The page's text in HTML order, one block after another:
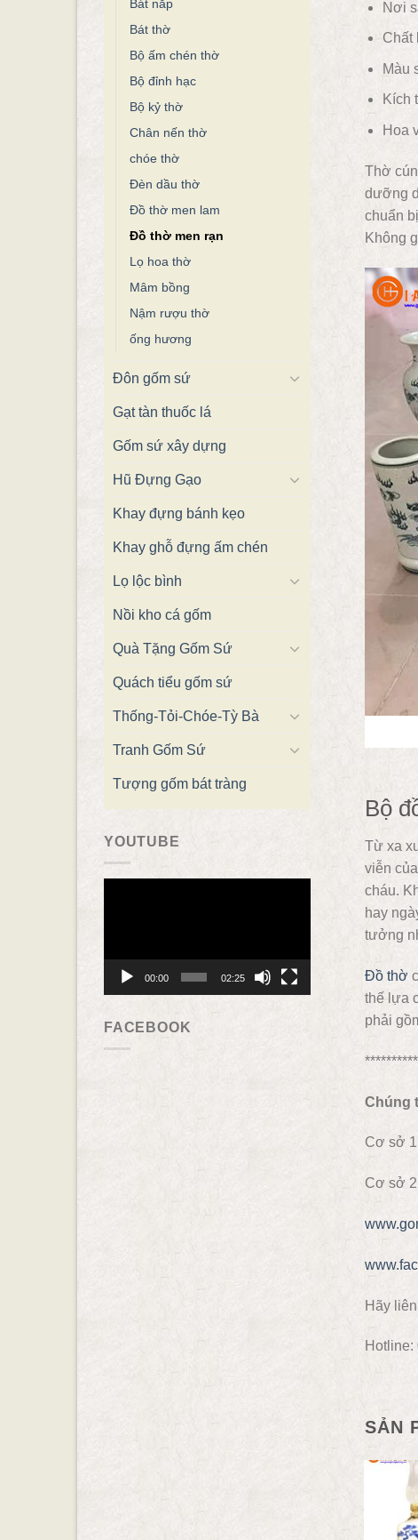
Bát nắp
Bát thờ
Bộ ấm chén thờ
Bộ đỉnh hạc
Bộ kỷ thờ
Chân nến thờ
chóe thờ
Đèn dầu thờ
Đồ thờ men lam
Đồ thờ men rạn
Lọ hoa thờ
Mâm bồng
Nậm rượu thờ
ống hương
Đôn gốm sứ
Gạt tàn thuốc lá
Gốm sứ xây dựng
Hũ Đựng Gạo
Khay đựng bánh kẹo
Khay ghỗ đựng ấm chén
Lọ lộc bình
Nồi kho cá gốm
Quà Tặng Gốm Sứ
Quách tiểu gốm sứ
Thống-Tỏi-Chóe-Tỳ Bà
Tranh Gốm Sứ
Tượng gốm bát tràng
YOUTUBE
00:00 02:25
FACEBOOK
Nơi
Chất
Màu
Kích
Hoa
Thờ
dưỡng
chuẩn
Không
Bộ
Từ xa
viễn
cháu.
hay
tưởng
Đồ thờ
thế lựa
phải
Chúng
Cơ sở
Cơ sở
Hãy
Hotline:
SẢN